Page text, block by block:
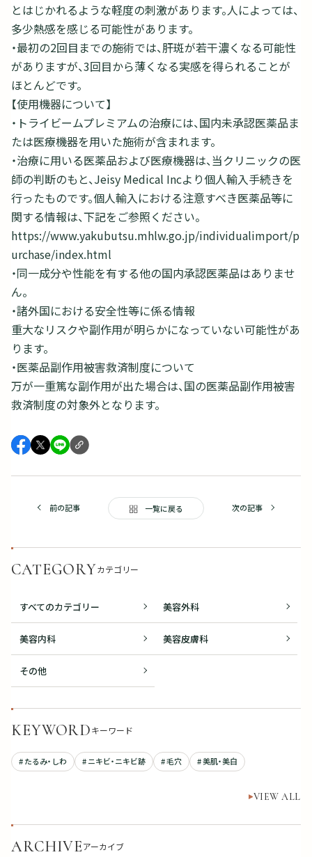
とはじかれるような軽度の刺激があります。人によっては、
多少熱感を感じる可能性があります。
・最初の2回目までの施術では、肝斑が若干濃くなる可能性
がありますが、3回目から薄くなる実感を得られることが
ほとんどです。
【使用機器について】
・トライビームプレミアムの治療には、国内未承認医薬品ま
たは医療機器を用いた施術が含まれます。
・治療に用いる医薬品および医療機器は、当クリニックの医
師の判断のもと、Jeisy Medical Incより個人輸入手続きを
行ったものです。個人輸入における注意すべき医薬品等に
関する情報は、下記をご参照ください。
https://www.yakubutsu.mhlw.go.jp/individualimport/p
urchase/index.html
・同一成分や性能を有する他の国内承認医薬品はありませ
ん。
・諸外国における安全性等に係る情報
重大なリスクや副作用が明らかになっていない可能性があ
ります。
・医薬品副作用被害救済制度について
万が一重篤な副作用が出た場合は、国の医薬品副作用被害
救済制度の対象外となります。
前の記事 一覧に戻る 次の記事
CATEGORYカテゴリー
すべてのカテゴリー 美容外科
美容内科 美容皮膚科
その他
KEYWORDキーワード
# たるみ・しわ # ニキビ・ニキビ跡 # 毛穴 # 美肌・美白
VIEW ALL
ARCHIVEアーカイブ